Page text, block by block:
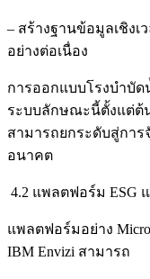
– สร้างฐานข้อมูลเชิงเ
อย่างต่อเนื่อง
การออกแบบโรงบำบัด
ระบบลักษณะนี้ตั้งแต่ต้น
สามารถยกระดับสู่การ
อนาคต
4.2 แพลตฟอร์ม ESG
แพลตฟอร์มอย่าง
IBM Envizi สามารถ